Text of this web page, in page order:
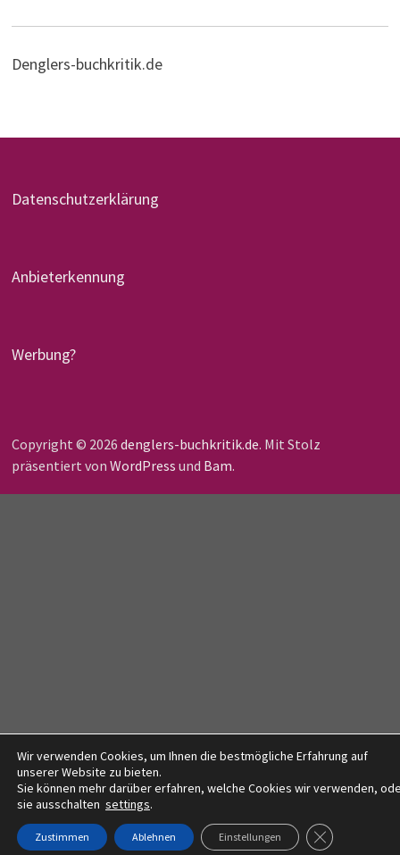
Denglers-buchkritik.de
Datenschutzerklärung
Anbieterkennung
Werbung?
Copyright © 2026 denglers-buchkritik.de. Mit Stolz
präsentiert von WordPress und Bam.
Wir verwenden Cookies, um Ihnen die bestmögliche Erfahrung auf
unserer Website zu bieten.
Sie können mehr darüber erfahren, welche Cookies wir verwenden,
sie ausschalten settings.
Zustimmen Ablehnen Einstellungen GDPR COOKIE-